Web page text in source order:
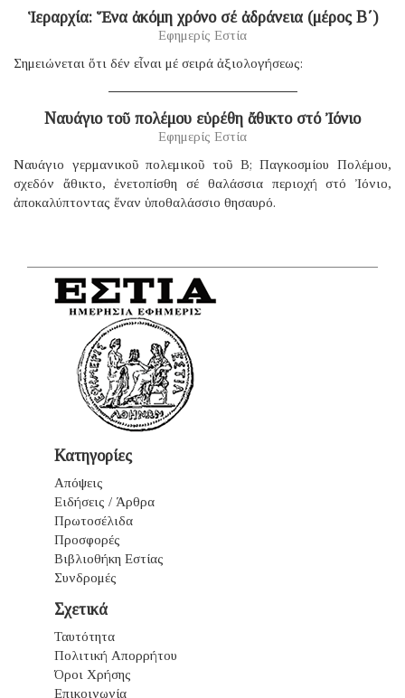
Ἱεραρχία: Ἕνα ἀκόμη χρόνο σέ ἀδράνεια (μέρος B΄)
Εφημερίς Εστία
Σημειώνεται ὅτι δέν εἶναι μέ σειρά ἀξιολογήσεως:
Ναυάγιο τοῦ πολέμου εὑρέθη ἄθικτο στό Ἰόνιο
Εφημερίς Εστία
Ναυάγιο γερμανικοῦ πολεμικοῦ τοῦ B; Παγκοσμίου Πολέμου,
σχεδόν ἄθικτο, ἐνετοπίσθη σέ θαλάσσια περιοχή στό Ἰόνιο,
ἀποκαλύπτοντας ἕναν ὑποθαλάσσιο θησαυρό.
Κατηγορίες
Απόψεις
Ειδήσεις / Άρθρα
Πρωτοσέλιδα
Προσφορές
Βιβλιοθήκη Εστίας
Συνδρομές
Σχετικά
Ταυτότητα
Πολιτική Απορρήτου
Όροι Χρήσης
Επικοινωνία